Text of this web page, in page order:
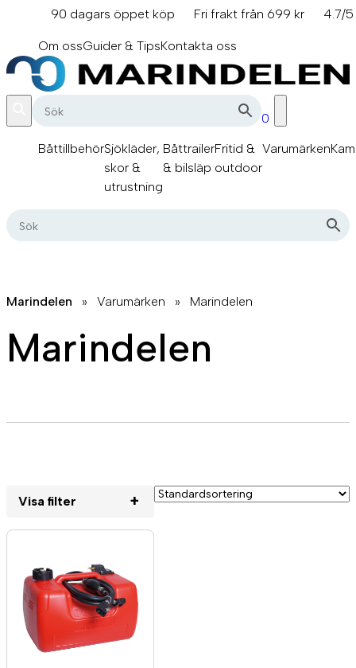
innehåll
90 dagars öppet köp Fri frakt från 699 kr
4.7/
Om ossGuider & TipsKontakta oss
0
BåttillbehörSjökläder,
skor &
utrustning
Båttrailer
& bilsläp
Fritid &
outdoor
Varumärken
Marindelen » Varumärken » Marindelen
Marindelen
Visa filter +